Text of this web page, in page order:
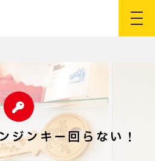
ンキー回らない！